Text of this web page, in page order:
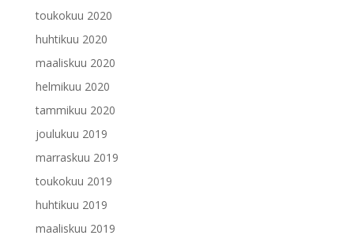
toukokuu 2020
huhtikuu 2020
maaliskuu 2020
helmikuu 2020
tammikuu 2020
joulukuu 2019
marraskuu 2019
toukokuu 2019
huhtikuu 2019
maaliskuu 2019